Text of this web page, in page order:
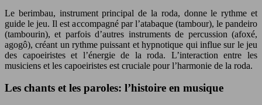
Le berimbau, instrument principal de la roda, donne le rythme et
guide le jeu. Il est accompagné par l’atabaque (tambour), le pandeiro
(tambourin), et parfois d’autres instruments de percussion (afoxé,
agogô), créant un rythme puissant et hypnotique qui influe sur le jeu
des capoeiristes et l’énergie de la roda. L’interaction entre les
musiciens et les capoeiristes est cruciale pour l’harmonie de la roda.
Les chants et les paroles: l’histoire en musique